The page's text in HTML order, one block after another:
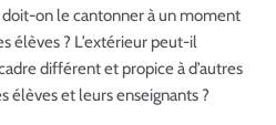
on le cantonner à un moment
élèves ? L’extérieur peut-il
différent et propice à d’autres
élèves et leurs enseignants ?